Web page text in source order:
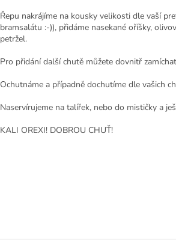
Řepu nakrájíme na kousky velikosti dle vaší
bramsalátu :-)), přidáme nasekané oříšky,
petržel.
Pro přidání další chutě můžete dovnitř
Ochutnáme a případně dochutíme dle vašich
Naservírujeme na talířek, nebo do mističky a
KALI OREXI! DOBROU CHUŤ!